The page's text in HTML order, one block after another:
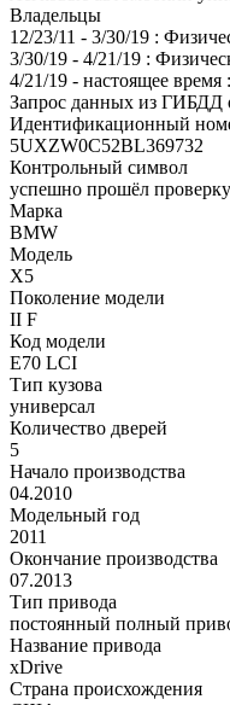
Владельцы
12/23/11 - 3/30/19 :
3/30/19 - 4/21/19 :
4/21/19 - настоящее
Запрос данных из ГИБДД
Идентификационный
5UXZW0C52BL369732
Контрольный символ
успешно прошёл проверку
Марка
BMW
Модель
X5
Поколение модели
II F
Код модели
E70 LCI
Тип кузова
универсал
Количество дверей
5
Начало производства
04.2010
Модельный год
2011
Окончание производства
07.2013
Тип привода
постоянный полный
Название привода
xDrive
Страна происхождения